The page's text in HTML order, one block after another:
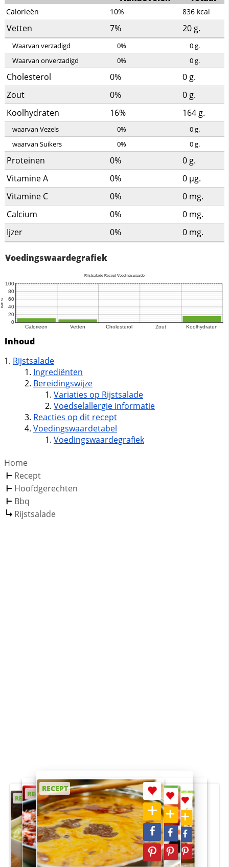
Calorieën 10% 836 kcal
Vetten 7% 20 g.
Waarvan verzadigd 0% 0g.
Waarvan onverzadigd
0% 0g.
Cholesterol 0% 0 g.
Zout
0% 0 g.
Koolhydraten
16% 164 g.
waarvan Vezels 0% 0g.
waarvan Suikers
0% 0g.
Proteinen 0% 0 g.
Vitamine A
0% 0 µg.
Vitamine C
0% 0 mg.
Calcium
0% 0 mg.
Ijzer
0% 0 mg.
Voedingswaardegrafiek
Inhoud
Rijstsalade
Ingrediënten
Bereidingswijze
Variaties op Rijstsalade
Voedselallergie informatie
Reacties op dit recept
Voedingswaardetabel
Voedingswaardegrafiek
Home
Recept
Hoofdgerechten
Bbq
Rijstsalade
RECEPT
RECEPT
RECEPT
RECEPT
RECEPT